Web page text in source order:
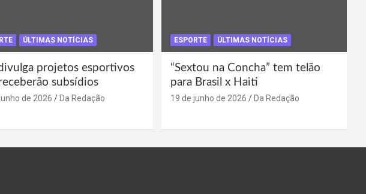
ÚLTIMAS NOTÍCIAS
projetos esportivos
subsídios
de 2026 Da Redação
ESPORTE ÚLTIMAS NOTÍCIAS
“Sextou na Concha” tem telão
para Brasil x Haiti
19 de junho de 2026 Da Redação